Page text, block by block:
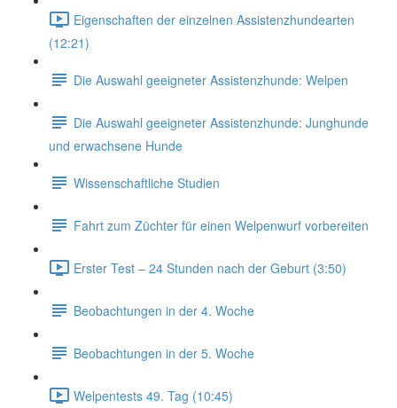
Eigenschaften der einzelnen Assistenzhundearten
(12:21)
Die Auswahl geeigneter Assistenzhunde: Welpen
Die Auswahl geeigneter Assistenzhunde: Junghunde
und erwachsene Hunde
Wissenschaftliche Studien
Fahrt zum Züchter für einen Welpenwurf vorbereiten
Erster Test – 24 Stunden nach der Geburt (3:50)
Beobachtungen in der 4. Woche
Beobachtungen in der 5. Woche
Welpentests 49. Tag (10:45)